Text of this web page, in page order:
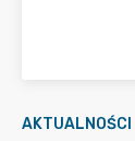
AKTUALNOŚCI